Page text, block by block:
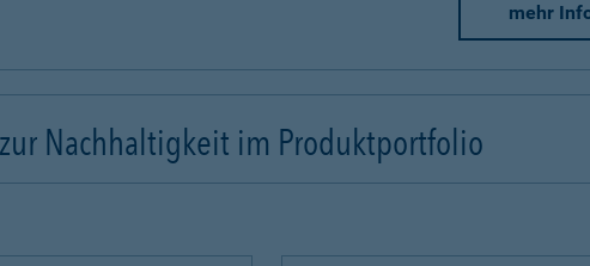
mehr
Nachhaltigkeit im Produktportfolio